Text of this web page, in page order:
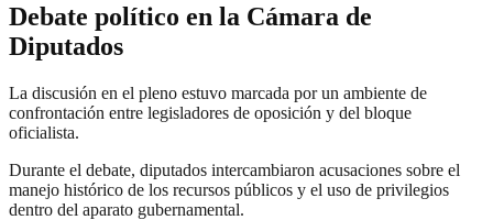
Debate político en la Cámara de
Diputados
La discusión en el pleno estuvo marcada por un ambiente de
confrontación entre legisladores de oposición y del bloque
oficialista.
Durante el debate, diputados intercambiaron acusaciones sobre el
manejo histórico de los recursos públicos y el uso de privilegios
dentro del aparato gubernamental.